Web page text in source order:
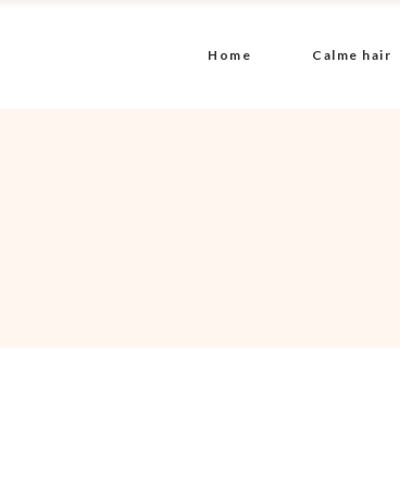
Home Calme hair